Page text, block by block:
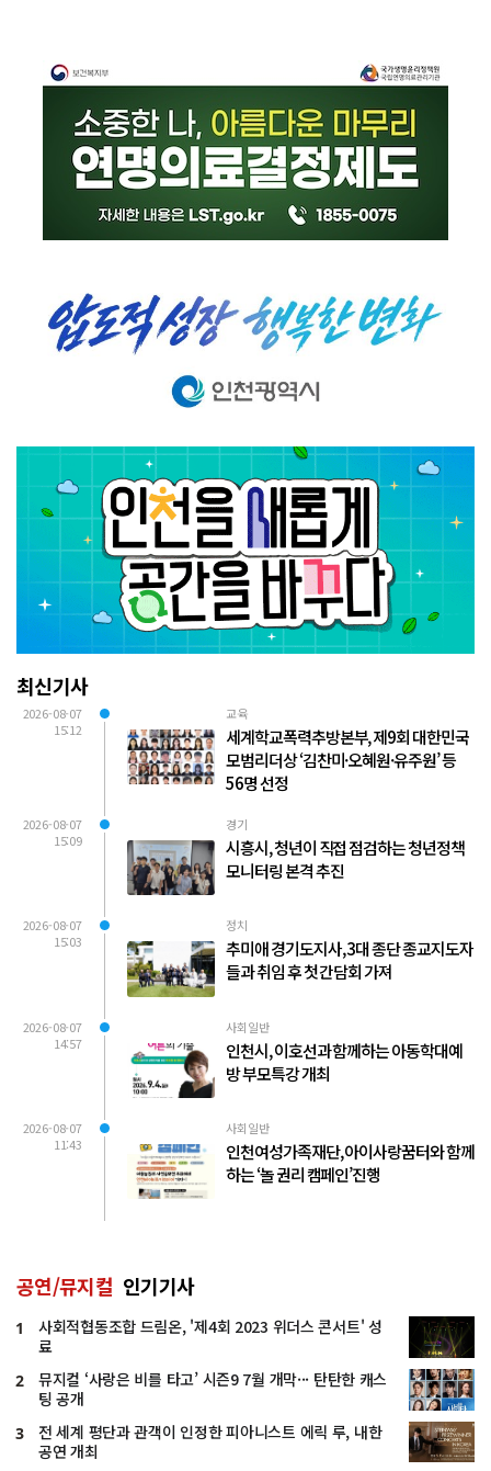
최신기사
2026-08-07
15:12
교육
세계학교폭력추방본부, 제9회 대한민국
모범리더상 ‘김찬미·오혜원·유주원’ 등
56명 선정
2026-08-07
15:09
경기
시흥시, 청년이 직접 점검하는 청년정책
모니터링 본격 추진
2026-08-07
15:03
정치
추미애 경기도지사, 3대 종단 종교지도자
들과 취임 후 첫 간담회 가져
2026-08-07
14:57
사회일반
인천시, 이호선과 함께하는 아동학대예
방 부모특강 개최
2026-08-07
11:43
사회일반
인천여성가족재단, 아이사랑꿈터와 함께
하는 ‘놀 권리 캠페인’진행
공연/뮤지컬 인기기사
1
사회적협동조합 드림온, '제4회 2023 위더스 콘서트' 성
료
2
뮤지컬 ‘사랑은 비를 타고’ 시즌9 7월 개막··· 탄탄한 캐스
팅 공개
3
전 세계 평단과 관객이 인정한 피아니스트 에릭 루, 내한
공연 개최